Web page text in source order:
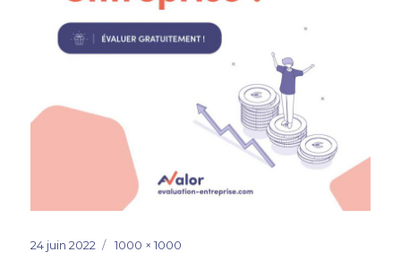
Publié
24 juin 2022
Taille
1000 × 1000